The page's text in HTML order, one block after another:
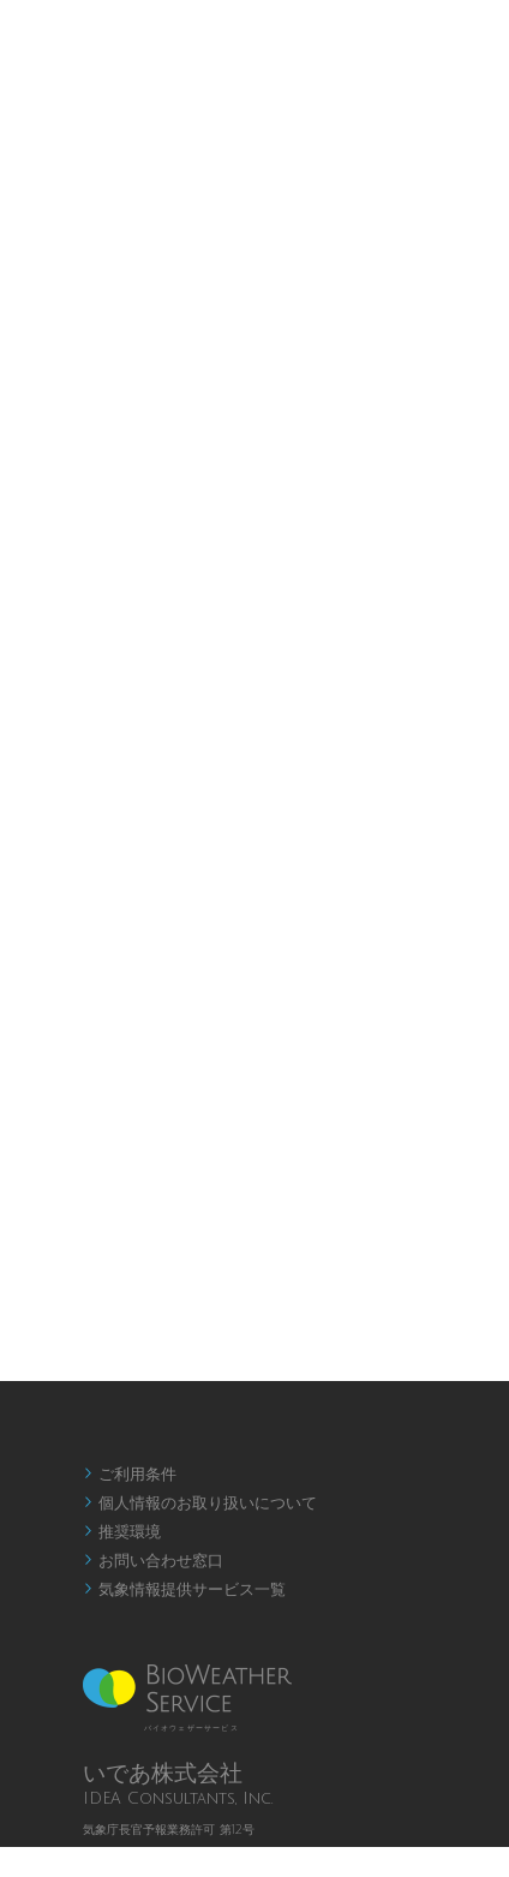
 ご利用条件
 個人情報のお取り扱いについて
 推奨環境
 お問い合わせ窓口
 気象情報提供サービス一覧
バイオウェザーサービス
いであ株式会社
IDEA Consultants, Inc.
気象庁長官予報業務許可 第12号